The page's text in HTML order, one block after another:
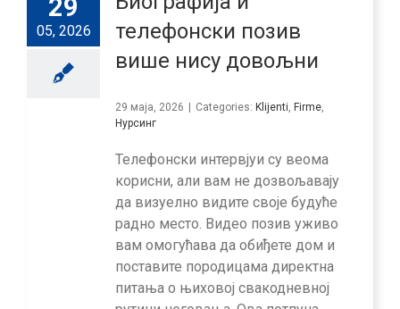
29
05, 2026
телефонски позив
више нису довољни
29 маја, 2026 Categories: Klijenti, Firme,
Нурсинг
Телефонски интервјуи су веома
корисни, али вам не дозвољавају
да визуелно видите своје будуће
радно место. Видео позив уживо
вам омогућава да обиђете дом и
поставите породицама директна
питања о њиховој свакодневној